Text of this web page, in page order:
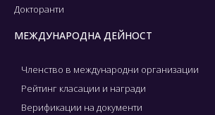
Докторанти
МЕЖДУНАРОДНА ДЕЙНОСТ
Членство в международни организации
Рейтинг класации и награди
Верификации на документи